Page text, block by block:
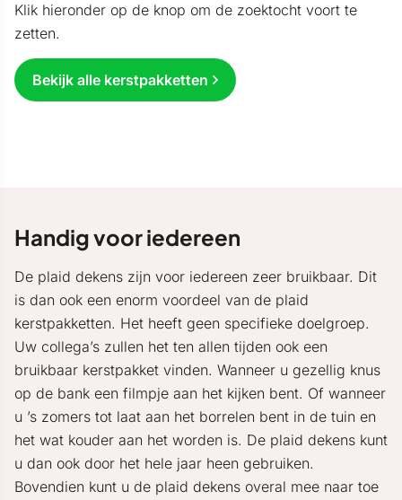
Klik hieronder op de knop om de zoektocht voort te
zetten.
Bekijk alle kerstpakketten
Handig voor iedereen
De plaid dekens zijn voor iedereen zeer bruikbaar. Dit
is dan ook een enorm voordeel van de plaid
kerstpakketten. Het heeft geen specifieke doelgroep.
Uw collega’s zullen het ten allen tijden ook een
bruikbaar kerstpakket vinden. Wanneer u gezellig knus
op de bank een filmpje aan het kijken bent. Of wanneer
u ’s zomers tot laat aan het borrelen bent in de tuin en
het wat kouder aan het worden is. De plaid dekens kunt
u dan ook door het hele jaar heen gebruiken.
Bovendien kunt u de plaid dekens overal mee naar toe